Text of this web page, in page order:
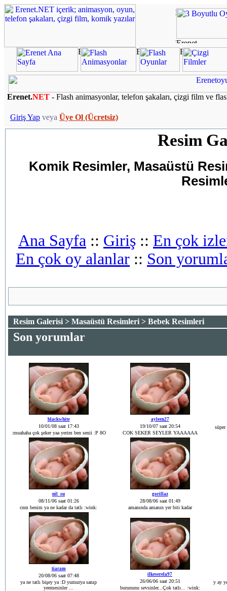
Erenet.NET - Flash animasyonlar, telefon şakaları, çizgi film ve
Giriş Yap veya Üye Ol (Ücretsiz)
Resim
Komik Resimler, Masaüstü
Ana Sayfa :: Giriş :: En çok
En çok oy alanlar :: Son
Resim Galerisi > Masaüstü Resimleri > Bebek Resimleri
Son yorumlar
blackwhite
10/01/08 saat 17:43
:muahaha çok şeker yaa yerim ben senii :P 8O
ayleen27
19/10/07 saat 20:54
COK SEKER SEYLER YAAAAAA
süper
nil_su
08/11/06 saat 01:26
cnm benim ya ne kadar da tatlı :wink:
gorillaz
28/08/06 saat 01:49
amanında amanın yer biti kadar
tiaram
20/08/06 saat 07:48
ya ne tatlı bişey ya :D yumurya sanıp
yeemesinler ...
ilkeserela97
26/06/06 saat 20:51
burununu sevsinler...Çok tatlı... :wink:
y ay